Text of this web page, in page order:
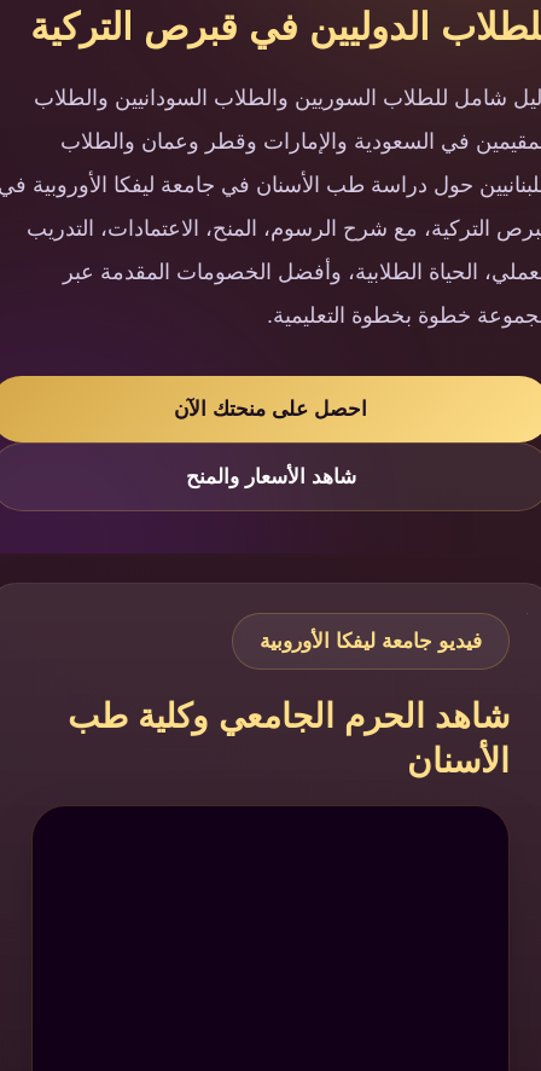
الدوليين في قبرص التركية
شامل للطلاب السوريين والطلاب السودانيين والطلاب
في السعودية والإمارات وقطر وعمان والطلاب
حول دراسة طب الأسنان في جامعة ليفكا الأوروبية
التركية، مع شرح الرسوم، المنح، الاعتمادات، التدريب
الحياة الطلابية، وأفضل الخصومات المقدمة عبر
خطوة بخطوة التعليمية.
احصل على منحتك الآن
شاهد الأسعار والمنح
فيديو جامعة ليفكا الأوروبية
شاهد الحرم الجامعي وكلية طب
الأسنان